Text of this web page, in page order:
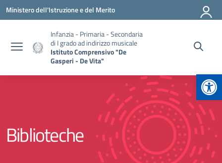
Vai ai contenuti
Vai al menu di navigazione
Vai al footer
Ministero dell'Istruzione e del Merito
Infanzia - Primaria - Secondaria
di I grado ad indirizzo musicale
Istituto Comprensivo "De
Gasperi - De Vita"
Biblioteche